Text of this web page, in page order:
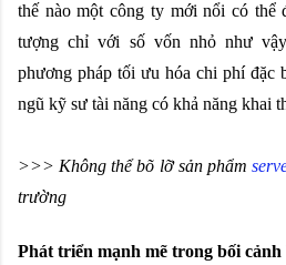
thế nào một công ty mới nổi có thể
tượng chỉ với số vốn nhỏ như
phương pháp tối ưu hóa chi phí đặc
ngũ kỹ sư tài năng có khả năng khai
>>> Không thể bõ lỡ sản phẩm
trường
Phát triển mạnh mẽ trong bối cảnh